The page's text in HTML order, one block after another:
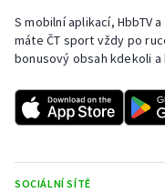
S mobilní aplikací, HbbTV
máte ČT sport vždy po
bonusový obsah kdekoli a
SOCIÁLNÍ SÍTĚ